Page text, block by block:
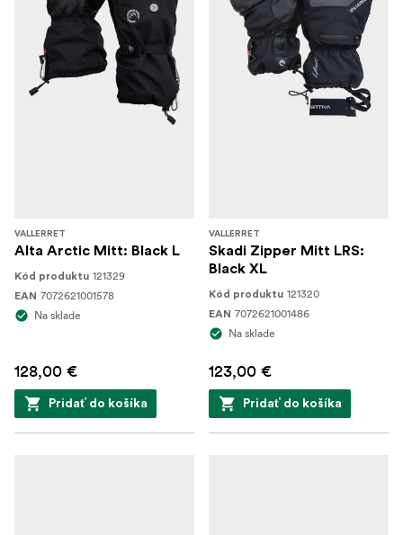
VALLERRET
Alta Arctic Mitt: Black L
Kód produktu 121329
EAN 7072621001578
Na sklade
128,00 €
Pridať do košíka
VALLERRET
Skadi Zipper Mitt LRS:
Black XL
Kód produktu 121320
EAN 7072621001486
Na sklade
123,00 €
Pridať do košíka